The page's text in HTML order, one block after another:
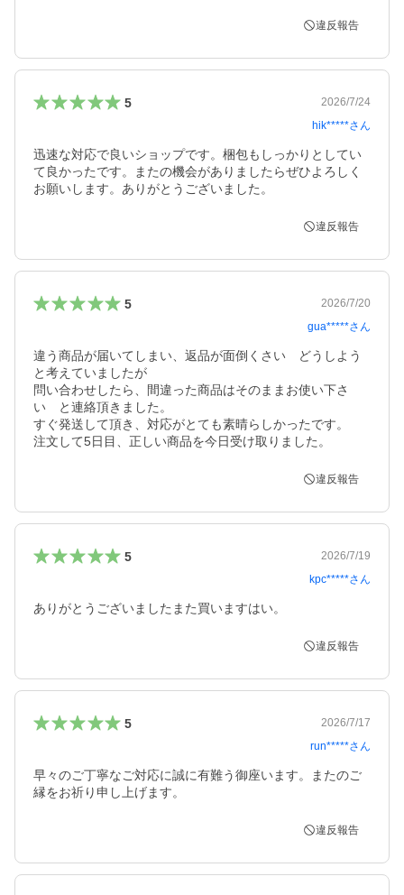
違反報告
5
2026/7/24
hik*****さん
迅速な対応で良いショップです。梱包もしっかりとしてい
て良かったです。またの機会がありましたらぜひよろしく
お願いします。ありがとうございました。
違反報告
5
2026/7/20
gua*****さん
違う商品が届いてしまい、返品が面倒くさい　どうしよう
と考えていましたが
問い合わせしたら、間違った商品はそのままお使い下さ
い　と連絡頂きました。
すぐ発送して頂き、対応がとても素晴らしかったです。
違反報告
5
2026/7/19
kpc*****さん
ありがとうございましたまた買いますはい。
違反報告
5
2026/7/17
run*****さん
早々のご丁寧なご対応に誠に有難う御座います。またのご
縁をお祈り申し上げます。
違反報告